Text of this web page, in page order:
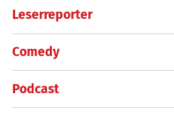
Leserreporter
Comedy
Podcast